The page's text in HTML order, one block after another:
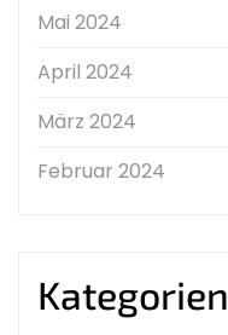
Mai 2024
April 2024
März 2024
Februar 2024
Kategorien